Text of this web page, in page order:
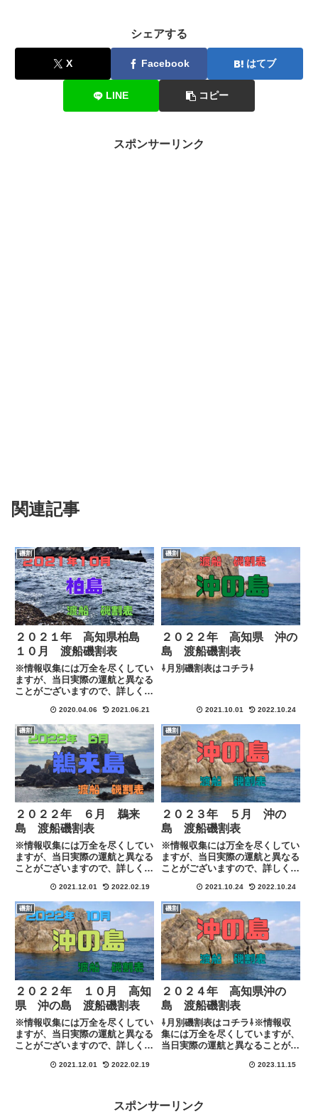
シェアする
X Facebook はてブ
LINE コピー
スポンサーリンク
関連記事
磯割
２０２１年 高知県柏島
１０月 渡船磯割表
※情報収集には万全を尽くしてい
ますが、当日実際の運航と異なる
ことがございますので、詳しくは
先にて直接ご確認お願い致しま
す。
MafRakutenWidgetParam=funct
ion() { return{ s...
2020.04.06 2021.06.21
磯割
２０２２年 高知県 沖の
島 渡船磯割表
⇩月別磯割表はコチラ⇩
2021.10.01 2022.10.24
磯割
２０２２年 ６月 鵜来
島 渡船磯割表
※情報収集には万全を尽くしてい
ますが、当日実際の運航と異なる
ことがございますので、詳しくは
先にて直接ご確認お願い致しま
す。
2021.12.01 2022.02.19
磯割
２０２３年 ５月 沖の
島 渡船磯割表
※情報収集には万全を尽くしてい
ますが、当日実際の運航と異なる
ことがございますので、詳しくは
先にて直接ご確認お願い致しま
す。
2021.10.24 2022.10.24
磯割
２０２２年 １０月 高知
県 沖の島 渡船磯割表
※情報収集には万全を尽くしてい
ますが、当日実際の運航と異なる
ことがございますので、詳しくは
先にて直接ご確認お願い致しま
2021.12.01 2022.02.19
磯割
２０２４年 高知県沖の
島 渡船磯割表
⇩月別磯割表はコチラ⇩※情報収
集には万全を尽くしていますが、
当日実際の運航と異なることがご
下記のリンクにある連絡先にて直
2023.11.15
スポンサーリンク